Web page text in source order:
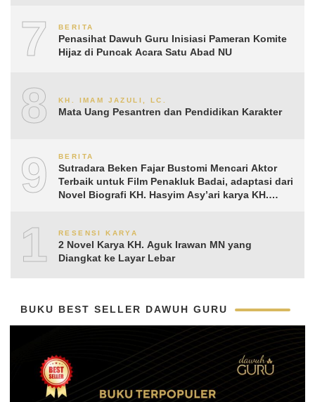
7 BERITA
Penasihat Dawuh Guru Inisiasi Pameran Komite
Hijaz di Puncak Acara Satu Abad NU
8 KH. IMAM JAZULI, LC.
Mata Uang Pesantren dan Pendidikan Karakter
9 BERITA
Sutradara Beken Fajar Bustomi Mencari Aktor
Terbaik untuk Film Penakluk Badai, adaptasi dari
Novel Biografi KH. Hasyim Asy’ari karya KH.
10RESENSI KARYA
2 Novel Karya KH. Aguk Irawan MN yang
Diangkat ke Layar Lebar
BUKU BEST SELLER DAWUH GURU